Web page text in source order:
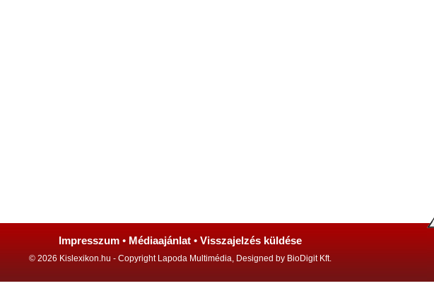
Impresszum • Médiaajánlat • Visszajelzés küldése
© 2026 Kislexikon.hu - Copyright Lapoda Multimédia, Designed by BioDigit Kft.